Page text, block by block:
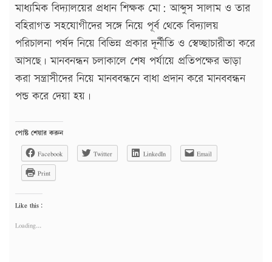
মাধ্যমিক বিদ্যালয়ের প্রধান শিক্ষক মো: আব্দুস সালাম ও তার
বহিরাগত সহযোগীদের সঙ্গে নিয়ে পূর্ব থেকে বিদ্যালয়
পরিচালনা পর্ষদ নিয়ে বিভিন্ন প্রকার দূর্নীতি ও স্বেচ্ছাচারীতা করে
আসছে। মানবনন্ধন চলাকালে শেষ পর্যায়ে প্রতিপক্ষের ভাড়া
করা সন্ত্রাসীদের নিয়ে মানববন্ধনে বাধা প্রদান করে মানববন্ধন
পন্ড করে দেয়া হয়।
পোষ্ট শেয়ার করুন
Facebook
Twitter LinkedIn
Email
Print
Like this:
Loading...